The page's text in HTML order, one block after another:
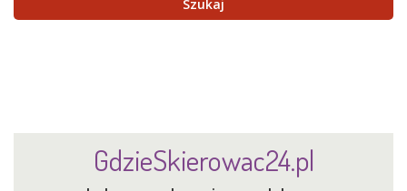
GdzieSkierowac24.pl